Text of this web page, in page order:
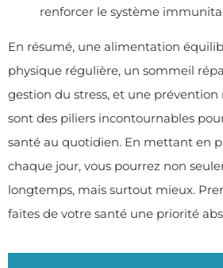
renforcer le système
En résumé, une alimentation
physique régulière, un sommeil
gestion du stress, et une prévention
sont des piliers incontournables
santé au quotidien. En mettant en
chaque jour, vous pourrez non
longtemps, mais surtout mieux.
faites de votre santé une priorité